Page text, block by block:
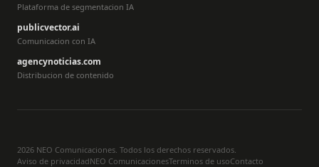
Plataforma de segmentacion IA
publicvector.ai
Comunicacion con IA
agencynoticias.com
Distribucion de contenido
2026 NEO Comunicaciones. Todos los derechos reservados.
Aviso de privacidadNEO ComunicacionesTerminos de usoContacto